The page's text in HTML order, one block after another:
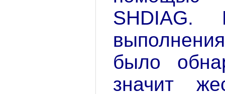
было
значит